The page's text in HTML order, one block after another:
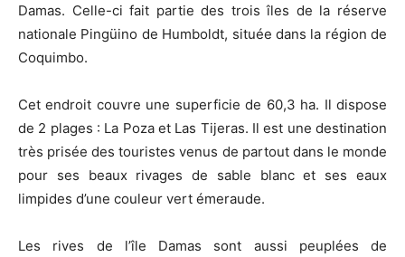
Damas. Celle-ci fait partie des trois îles de la réserve
nationale Pingüino de Humboldt, située dans la région de
Coquimbo.
Cet endroit couvre une superficie de 60,3 ha. Il dispose
de 2 plages : La Poza et Las Tijeras. Il est une destination
très prisée des touristes venus de partout dans le monde
pour ses beaux rivages de sable blanc et ses eaux
limpides d’une couleur vert émeraude.
Les rives de l’île Damas sont aussi peuplées de